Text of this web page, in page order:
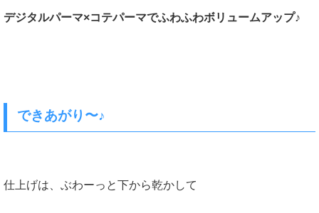
デジタルパーマ×コテパーマでふわふわボリュームアップ♪
できあがり〜♪
仕上げは、ぶわーっと下から乾かして